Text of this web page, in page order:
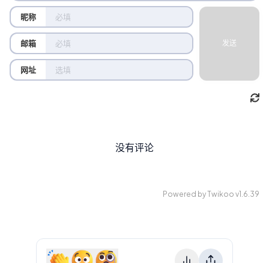
昵称
邮箱
网址
发送
没有评论
Powered byTwikoo v1.6.39